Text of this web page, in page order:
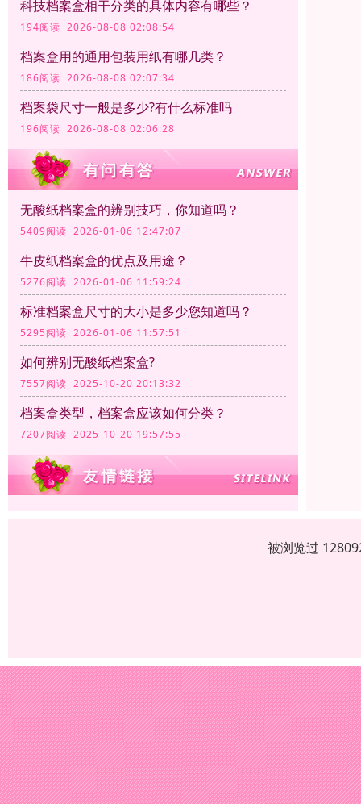
科技档案盒相干分类的具体内容有哪些？
194阅读 2026-08-08 02:08:54
档案盒用的通用包装用纸有哪几类？
186阅读 2026-08-08 02:07:34
档案袋尺寸一般是多少?有什么标准吗
196阅读 2026-08-08 02:06:28
无酸纸档案盒的辨别技巧，你知道吗？
5409阅读 2026-01-06 12:47:07
牛皮纸档案盒的优点及用途？
5276阅读 2026-01-06 11:59:24
标准档案盒尺寸的大小是多少您知道吗？
5295阅读 2026-01-06 11:57:51
如何辨别无酸纸档案盒?
7557阅读 2025-10-20 20:13:32
档案盒类型，档案盒应该如何分类？
7207阅读 2025-10-20 19:57:55
被浏览过